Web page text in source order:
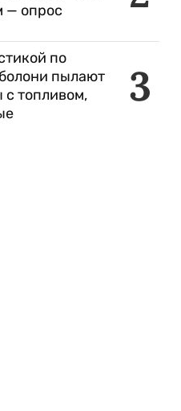
— опрос
3
по
пылают
с топливом,